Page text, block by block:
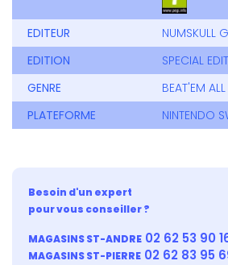
EDITEUR
NUMSKULL
EDITION
SPECIAL
GENRE
BEAT'EM ALL
PLATEFORME
NINTENDO
Besoin d'un expert
pour vous conseiller ?
MAGASINS ST-ANDRE 02 62 53 90
MAGASINS ST-PIERRE 02 62 83 95